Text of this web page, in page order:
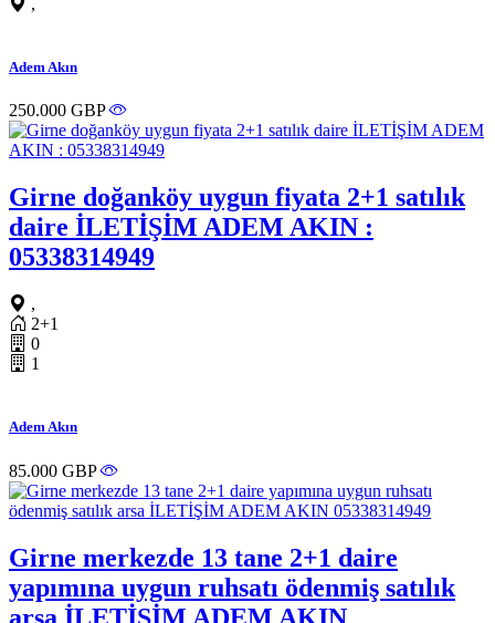
,
Adem Akın
250.000 GBP
Girne doğanköy uygun fiyata 2+1 satılık
daire İLETİŞİM ADEM AKIN :
05338314949
,
2+1
0
1
Adem Akın
85.000 GBP
Girne merkezde 13 tane 2+1 daire
yapımına uygun ruhsatı ödenmiş satılık
arsa İLETİŞİM ADEM AKIN